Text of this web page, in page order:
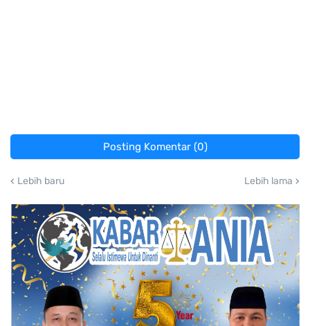
Posting Komentar (0)
Lebih baru Lebih lama